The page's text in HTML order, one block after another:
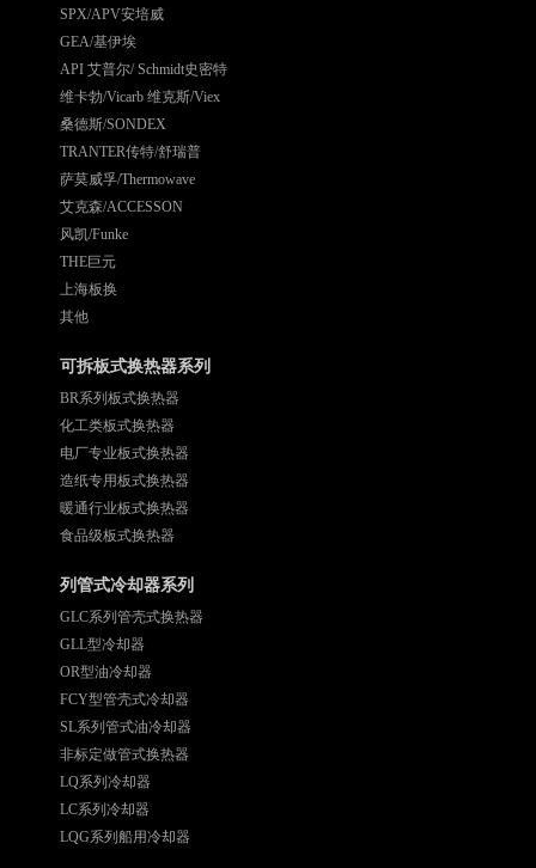
SPX/APV安培威
GEA/基伊埃
API 艾普尔/ Schmidt史密特
维卡勃/Vicarb 维克斯/Viex
桑德斯/SONDEX
TRANTER传特/舒瑞普
萨莫威孚/Thermowave
艾克森/ACCESSON
风凯/Funke
THE巨元
上海板换
其他
可拆板式换热器系列
BR系列板式换热器
化工类板式换热器
电厂专业板式换热器
造纸专用板式换热器
暖通行业板式换热器
食品级板式换热器
列管式冷却器系列
GLC系列管壳式换热器
GLL型冷却器
OR型油冷却器
FCY型管壳式冷却器
SL系列管式油冷却器
非标定做管式换热器
LQ系列冷却器
LC系列冷却器
LQG系列船用冷却器